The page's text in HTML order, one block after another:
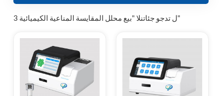
3 ل تدجو جئاتنلا "بيع محلل المقايسة المناعية الكيميائية"